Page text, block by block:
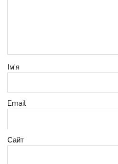
Ім'я
Email
Сайт